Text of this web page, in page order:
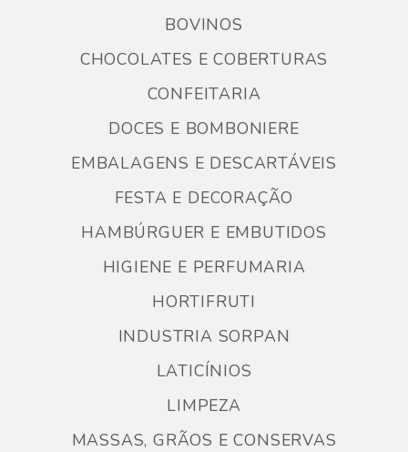
BOVINOS
CHOCOLATES E COBERTURAS
CONFEITARIA
DOCES E BOMBONIERE
EMBALAGENS E DESCARTÁVEIS
FESTA E DECORAÇÃO
HAMBÚRGUER E EMBUTIDOS
HIGIENE E PERFUMARIA
HORTIFRUTI
INDUSTRIA SORPAN
LATICÍNIOS
LIMPEZA
MASSAS, GRÃOS E CONSERVAS